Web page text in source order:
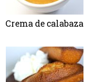
Crema de calabaza